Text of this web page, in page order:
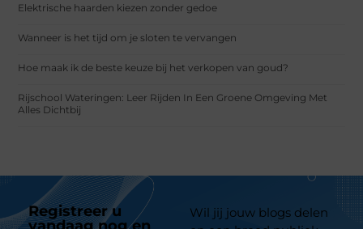
Elektrische haarden kiezen zonder gedoe
Wanneer is het tijd om je sloten te vervangen
Hoe maak ik de beste keuze bij het verkopen van goud?
Rijschool Wateringen: Leer Rijden In Een Groene Omgeving Met
Alles Dichtbij
Registreer u
Wil jij jouw blogs delen